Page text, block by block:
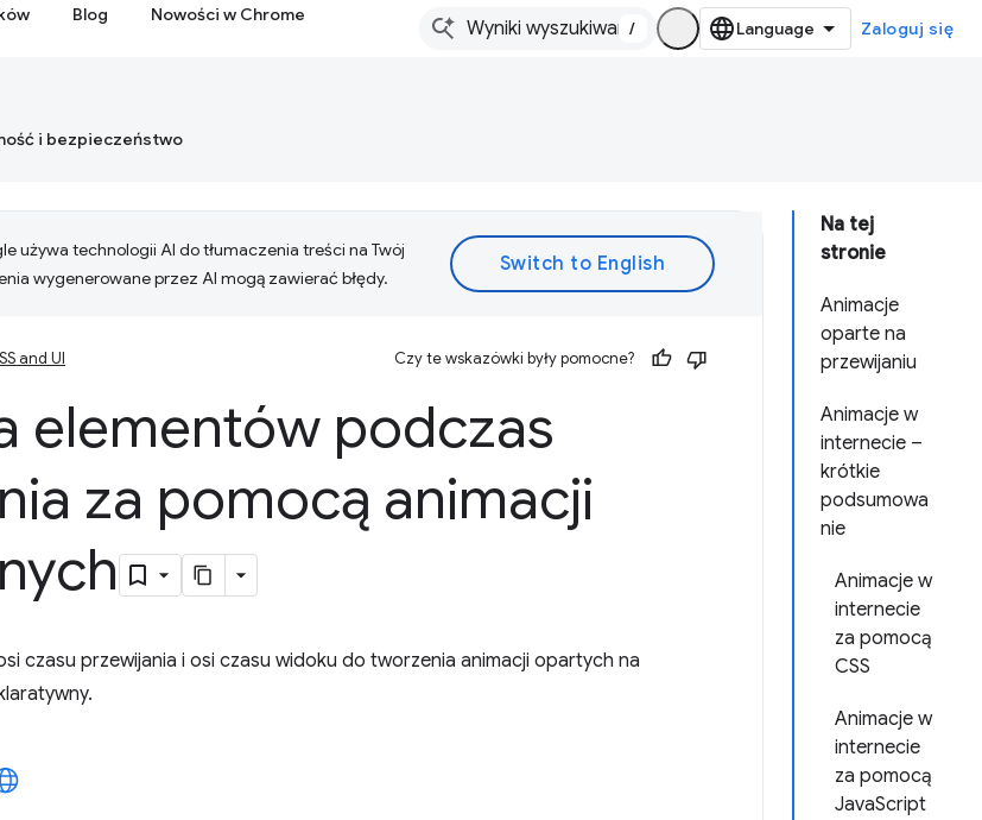
Blog Nowości w Chrome
/ Zaloguj się
i bezpieczeństwo
Na tej
stronie
Animacje
oparte na
przewijaniu
Animacje w
internecie –
krótkie
podsumowa
nie
Animacje w
internecie
za pomocą
CSS
Animacje w
internecie
za pomocą
JavaScript
używa technologii AI do tłumaczenia treści na Twój
wygenerowane przez AI mogą zawierać błędy.
and UI Czy te wskazówki były pomocne?
elementów podczas
za pomocą animacji
czasu przewijania i osi czasu widoku do tworzenia animacji opartych na